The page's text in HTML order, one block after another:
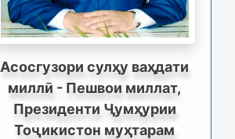
Асосгузори сулҳу ваҳдати
миллӣ - Пешвои миллат,
Президенти Ҷумҳурии
Тоҷикистон муҳтарам